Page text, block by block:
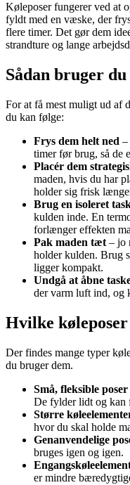
Køleposer fungerer ved at
fyldt med en væske, der
flere timer. Det gør dem
strandture og lange
Sådan bruger
For at få mest muligt ud af
du kan følge:
Frys dem helt ned –
timer før brug, så de
Placér dem
maden, hvis du har
holder sig frisk
Brug en isoleret
kulden inde. En
forlænger effekten
Pak maden tæt – jo
holder kulden. Brug
ligger kompakt.
Undgå at åbne
der varm luft ind, og
Hvilke
Der findes mange typer
du bruger dem.
Små, fleksible poser
De fylder lidt og kan
Større
hvor du skal holde
Genanvendelige
bruges igen og igen.
er mindre